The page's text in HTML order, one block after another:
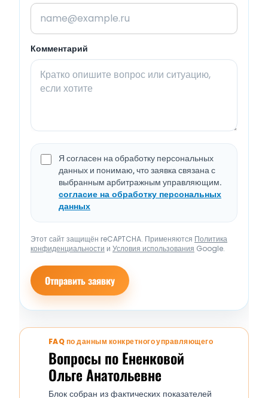
Комментарий
Я согласен на обработку персональных
данных и понимаю, что заявка связана с
выбранным арбитражным управляющим.
согласие на обработку персональных
данных
Этот сайт защищён reCAPTCHA. Применяются Политика
конфиденциальности и Условия использования Google.
Отправить заявку
FAQ по данным конкретного управляющего
Вопросы по Ененковой
Ольге Анатольевне
Блок собран из фактических показателей